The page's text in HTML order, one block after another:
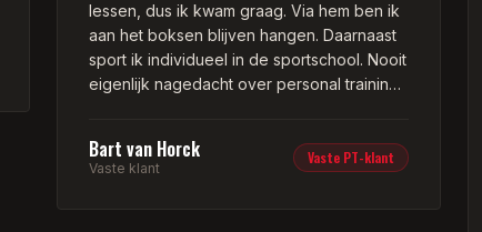
lessen, dus ik kwam graag. Via hem ben ik
aan het boksen blijven hangen. Daarnaast
sport ik individueel in de sportschool. Nooit
eigenlijk nagedacht over personal training.
minuten verpakt wordt. Franklin zorgt dat je
Bart van Horck
Vaste klant
Vaste PT-klant